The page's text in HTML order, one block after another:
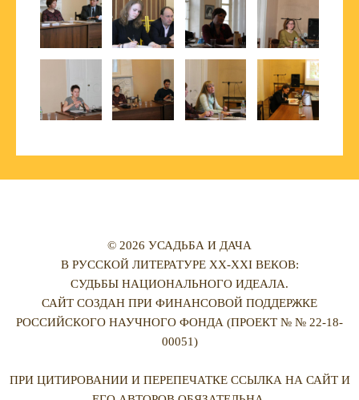
© 2026 УСАДЬБА И ДАЧА
В РУССКОЙ ЛИТЕРАТУРЕ XX-XXI ВЕКОВ:
СУДЬБЫ НАЦИОНАЛЬНОГО ИДЕАЛА.
САЙТ СОЗДАН ПРИ ФИНАНСОВОЙ ПОДДЕРЖКЕ
РОССИЙСКОГО НАУЧНОГО ФОНДА (ПРОЕКТ № № 22-18-
00051)
ПРИ ЦИТИРОВАНИИ И ПЕРЕПЕЧАТКЕ ССЫЛКА НА САЙТ И